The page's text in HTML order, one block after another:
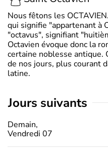
Nous fêtons les
qui signifie "appartenant à
"octavus", signifiant
Octavien évoque donc la
certaine noblesse antique.
de nos jours, plus courant
latine.
jours suivants
Demain,
Vendredi 07